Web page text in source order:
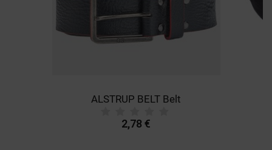
ALSTRUP BELT Belt
2,78 €